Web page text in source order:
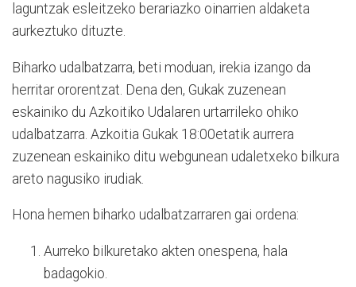
laguntzak esleitzeko berariazko oinarrien aldaketa
aurkeztuko dituzte.
Biharko udalbatzarra, beti moduan, irekia izango da
herritar ororentzat. Dena den, Gukak zuzenean
eskainiko du Azkoitiko Udalaren urtarrileko ohiko
udalbatzarra. Azkoitia Gukak 18:00etatik aurrera
zuzenean eskainiko ditu webgunean udaletxeko bilkura
areto nagusiko irudiak.
Hona hemen biharko udalbatzarraren gai ordena:
Aurreko bilkuretako akten onespena, hala
badagokio.